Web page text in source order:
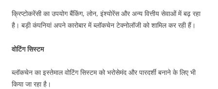
क्रिप्टोकरेंसी का उपयोग बैंकिंग, लोन, इंश्योरेंस और अन्य वित्तीय सेवाओं में बढ़ रहा
है। बड़ी कंपनियां अपने कारोबार में ब्लॉकचेन टेक्नोलॉजी को शामिल कर रही हैं।
वोटिंग सिस्टम
ब्लॉकचेन का इस्तेमाल वोटिंग सिस्टम को भरोसेमंद और पारदर्शी बनाने के लिए भी
किया जा रहा है।